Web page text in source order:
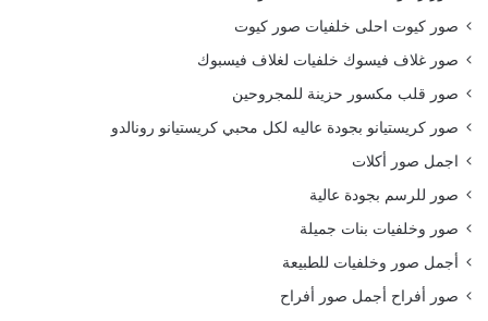
صور كيوت احلى خلفيات صور كيوت
صور غلاف فيسوك خلفيات لغلاف فيسبوك
صور قلب مكسور حزينة للمجروحين
صور كريستيانو بجودة عاليه لكل محبي كريستيانو رونالدو
اجمل صور أكلات
صور للرسم بجودة عالية
صور وخلفيات بنات جميلة
أجمل صور وخلفيات للطبيعة
صور أفراح أجمل صور أفراح